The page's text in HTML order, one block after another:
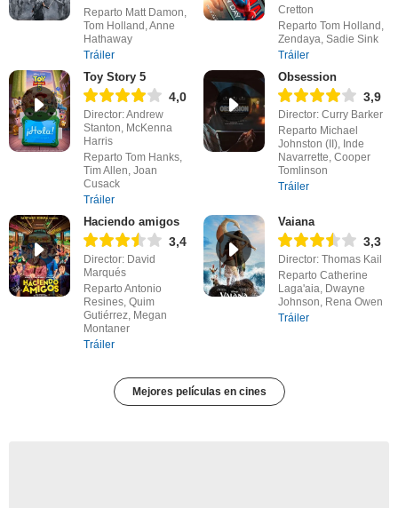
Reparto Matt Damon,
Tom Holland, Anne
Hathaway
Tráiler
Cretton
Reparto Tom Holland,
Zendaya, Sadie Sink
Tráiler
Toy Story 5
4,0
Director: Andrew
Stanton, McKenna
Harris
Reparto Tom Hanks,
Tim Allen, Joan
Cusack
Tráiler
Obsession
3,9
Director: Curry Barker
Reparto Michael
Johnston (II), Inde
Navarrette, Cooper
Tomlinson
Tráiler
Haciendo amigos
3,4
Director: David
Marqués
Reparto Antonio
Resines, Quim
Gutiérrez, Megan
Montaner
Tráiler
Vaiana
3,3
Director: Thomas Kail
Reparto Catherine
Laga'aia, Dwayne
Johnson, Rena Owen
Tráiler
Mejores películas en cines